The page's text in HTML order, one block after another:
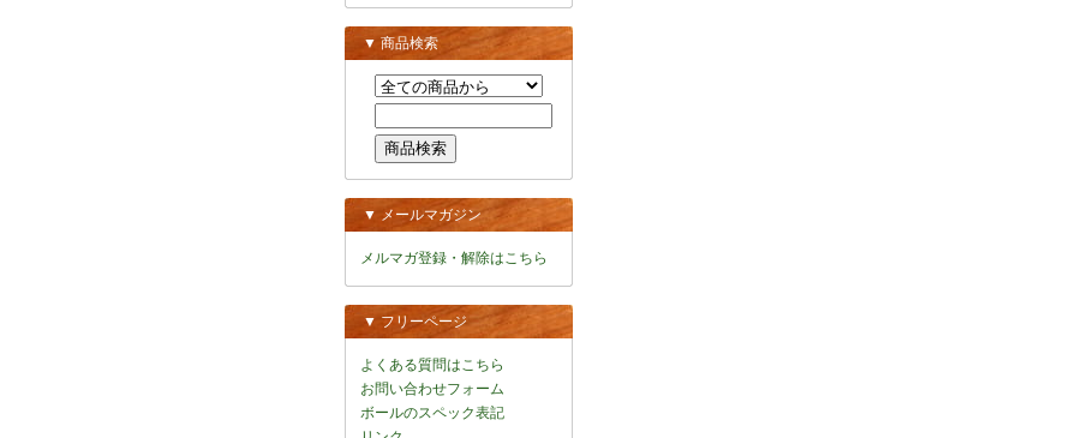
▼ 商品検索
▼ メールマガジン
メルマガ登録・解除はこちら
▼ フリーページ
よくある質問はこちら
お問い合わせフォーム
ボールのスペック表記